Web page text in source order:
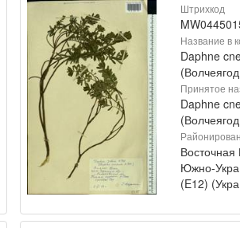
Штрихкод
Название в
Daphne
Принятое
Daphne
Восточная
Южно-
(E12)